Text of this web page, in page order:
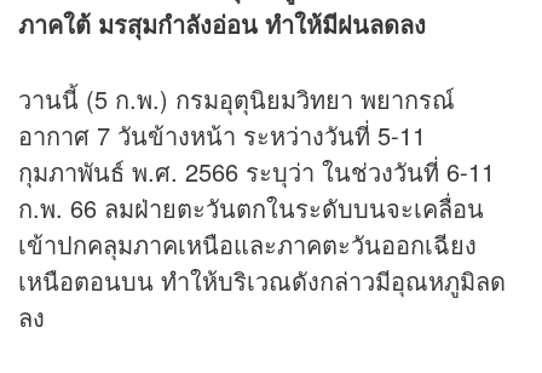
ภาคใต้ มรสุมกำลังอ่อน ทำให้มีฝนลดลง
วานนี้ (5 ก.พ.) กรมอุตุนิยมวิทยา พยากรณ์
อากาศ 7 วันข้างหน้า ระหว่างวันที่ 5-11
กุมภาพันธ์ พ.ศ. 2566 ระบุว่า ในช่วงวันที่ 6-11
ก.พ. 66 ลมฝ่ายตะวันตกในระดับบนจะเคลื่อน
เข้าปกคลุมภาคเหนือและภาคตะวันออกเฉียง
เหนือตอนบน ทำให้บริเวณดังกล่าวมีอุณหภูมิลด
ลง